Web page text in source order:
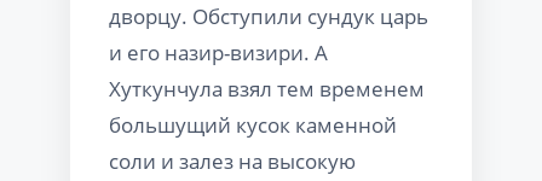
дворцу. Обступили сундук царь
и его назир-визири. А
Хуткунчула взял тем временем
большущий кусок каменной
соли и залез на высокую